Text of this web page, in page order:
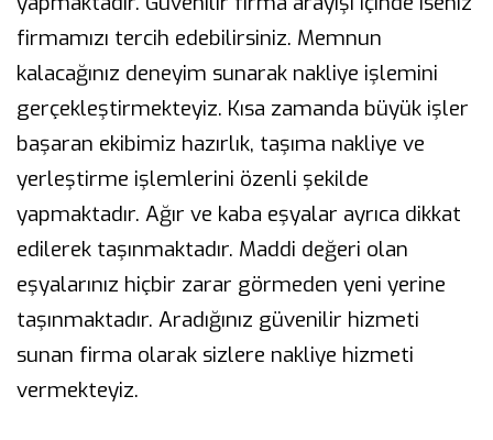
firmamızı tercih edebilirsiniz. Memnun
kalacağınız deneyim sunarak nakliye işlemini
gerçekleştirmekteyiz. Kısa zamanda büyük işler
başaran ekibimiz hazırlık, taşıma nakliye ve
yerleştirme işlemlerini özenli şekilde
yapmaktadır. Ağır ve kaba eşyalar ayrıca dikkat
edilerek taşınmaktadır. Maddi değeri olan
eşyalarınız hiçbir zarar görmeden yeni yerine
taşınmaktadır. Aradığınız güvenilir hizmeti
sunan firma olarak sizlere nakliye hizmeti
vermekteyiz.